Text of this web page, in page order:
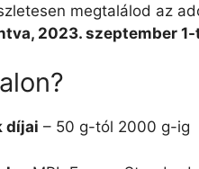
megtalálod az
2023. szeptember
díjai – 50 g-tól 2000 g-ig